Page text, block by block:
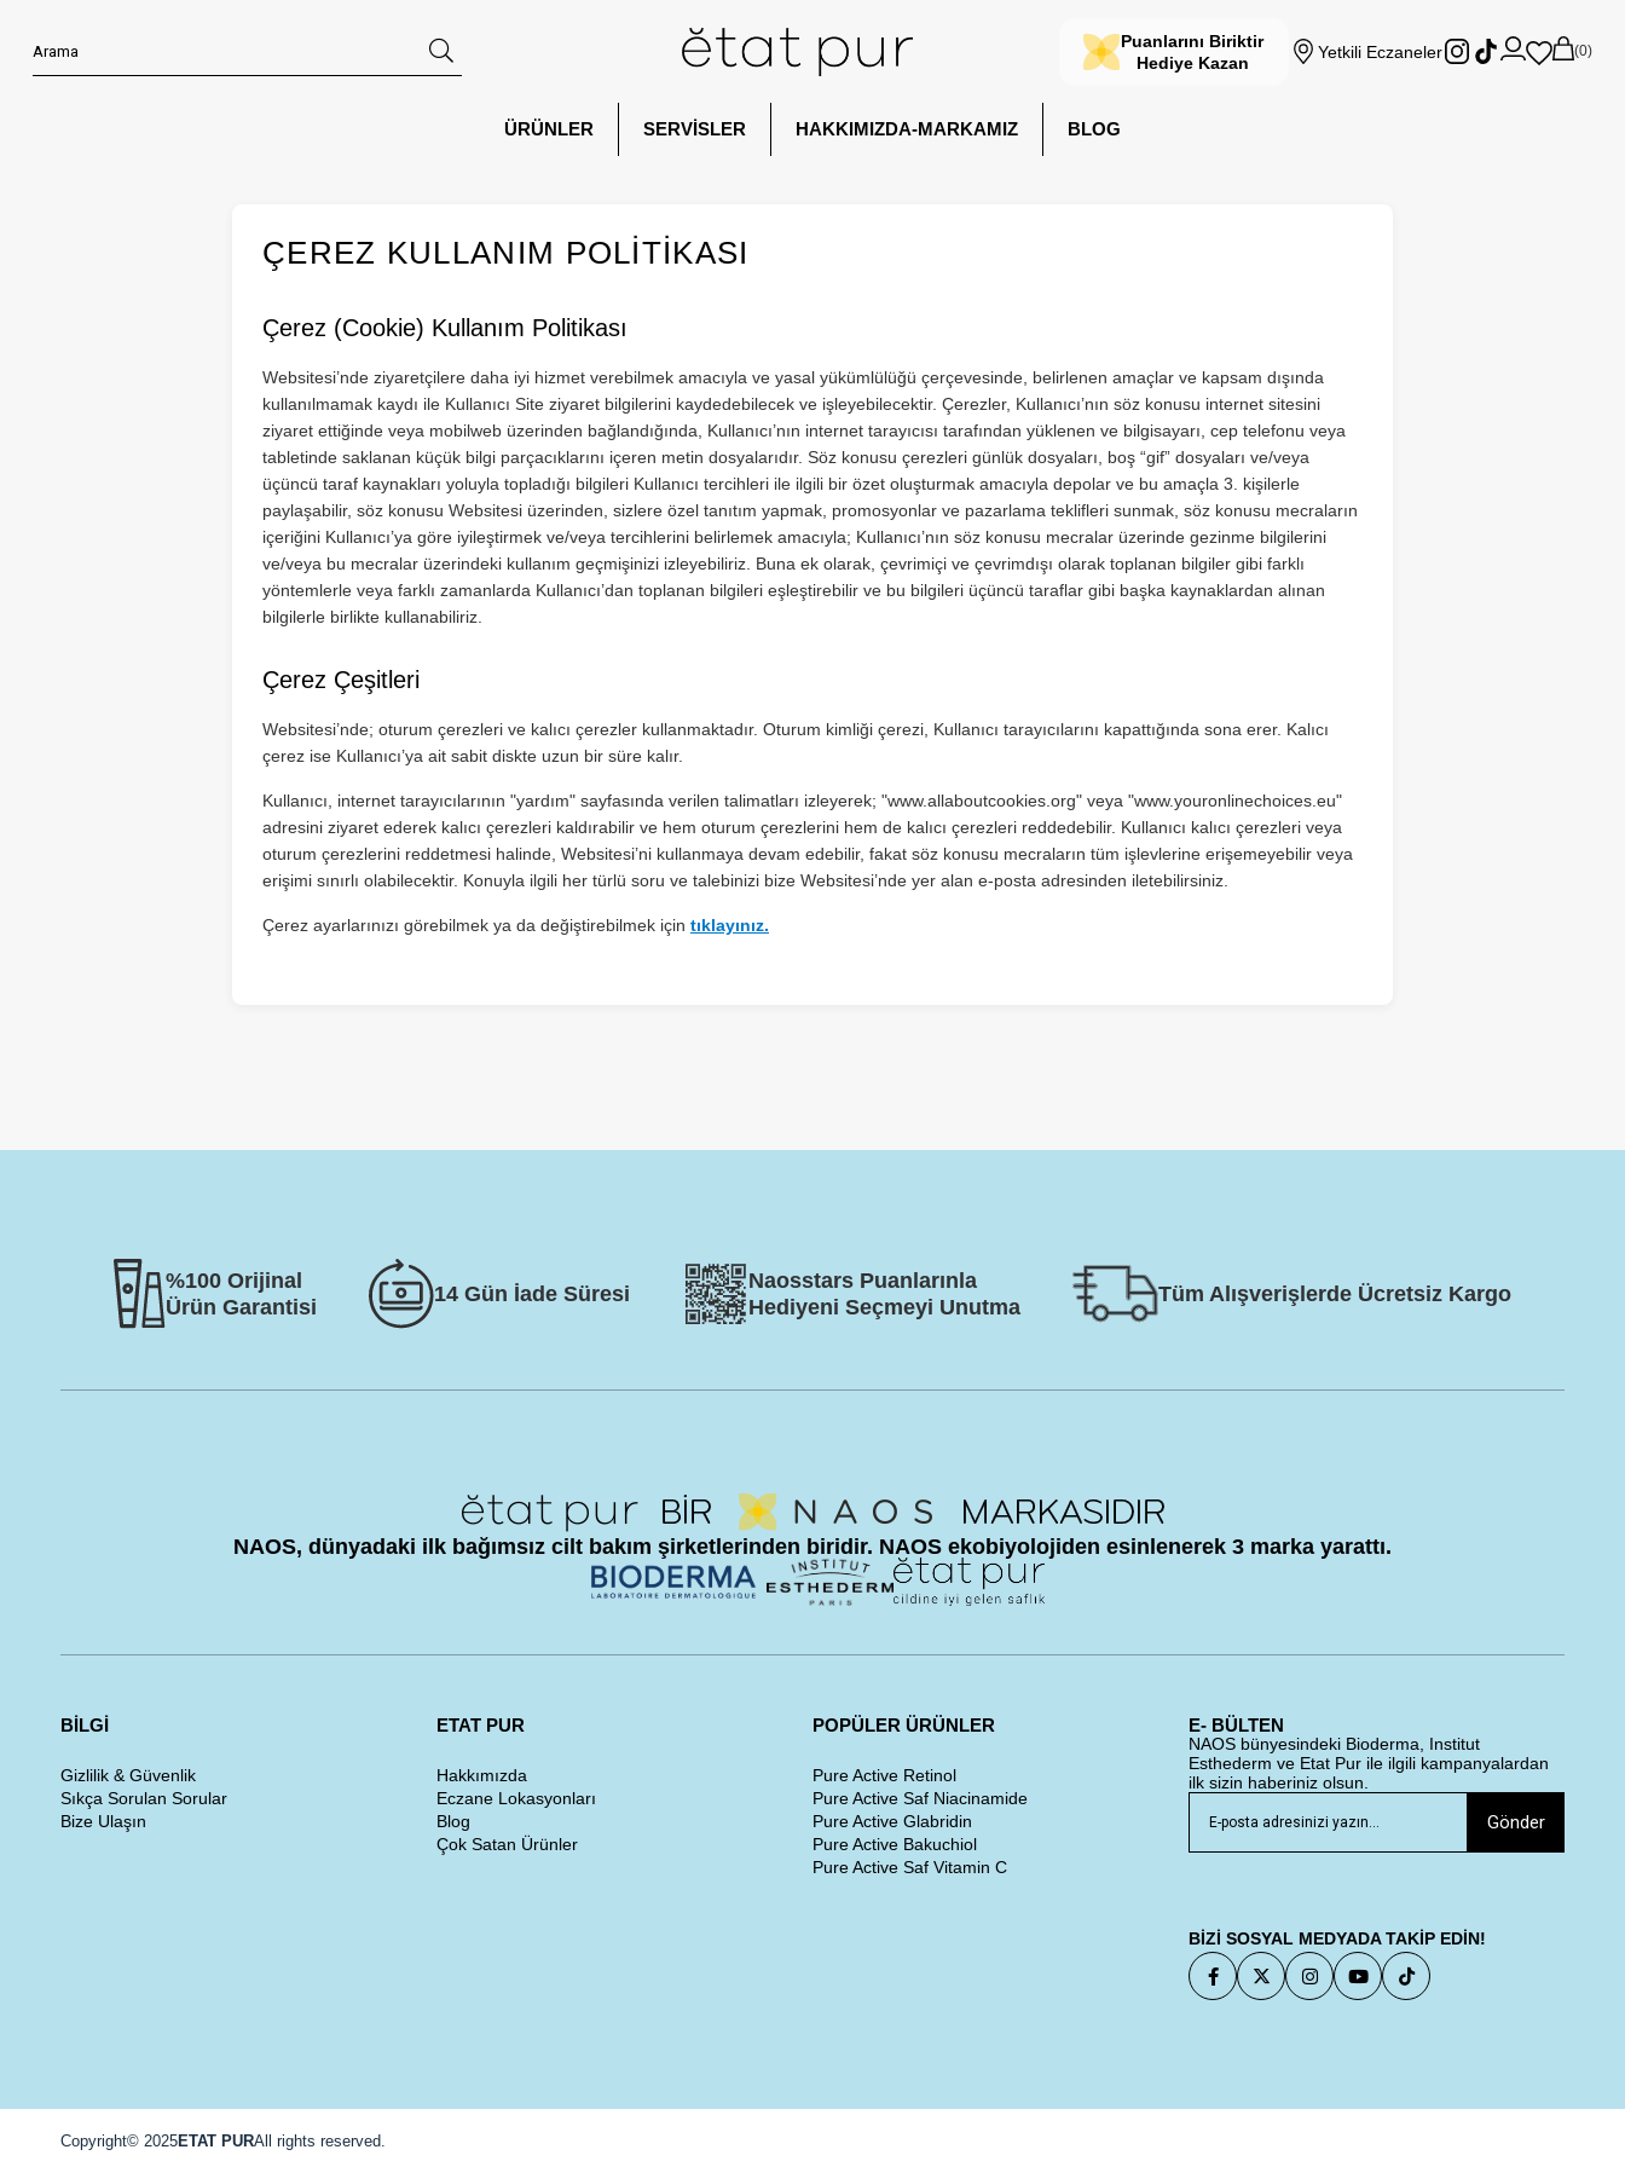
Puanlarını Biriktir
Hediye Kazan
Yetkili Eczaneler 0
ÜRÜNLER SERVİSLER HAKKIMIZDA-MARKAMIZ BLOG
ÇEREZ KULLANIM POLİTİKASI
Çerez (Cookie) Kullanım Politikası
Websitesi’nde ziyaretçilere daha iyi hizmet verebilmek amacıyla ve yasal yükümlülüğü çerçevesinde, belirlenen amaçlar ve kapsam dışında
kullanılmamak kaydı ile Kullanıcı Site ziyaret bilgilerini kaydedebilecek ve işleyebilecektir. Çerezler, Kullanıcı’nın söz konusu internet sitesini
ziyaret ettiğinde veya mobilweb üzerinden bağlandığında, Kullanıcı’nın internet tarayıcısı tarafından yüklenen ve bilgisayarı, cep telefonu veya
tabletinde saklanan küçük bilgi parçacıklarını içeren metin dosyalarıdır. Söz konusu çerezleri günlük dosyaları, boş “gif” dosyaları ve/veya
üçüncü taraf kaynakları yoluyla topladığı bilgileri Kullanıcı tercihleri ile ilgili bir özet oluşturmak amacıyla depolar ve bu amaçla 3. kişilerle
paylaşabilir, söz konusu Websitesi üzerinden, sizlere özel tanıtım yapmak, promosyonlar ve pazarlama teklifleri sunmak, söz konusu mecraların
içeriğini Kullanıcı’ya göre iyileştirmek ve/veya tercihlerini belirlemek amacıyla; Kullanıcı’nın söz konusu mecralar üzerinde gezinme bilgilerini
ve/veya bu mecralar üzerindeki kullanım geçmişinizi izleyebiliriz. Buna ek olarak, çevrimiçi ve çevrimdışı olarak toplanan bilgiler gibi farklı
yöntemlerle veya farklı zamanlarda Kullanıcı’dan toplanan bilgileri eşleştirebilir ve bu bilgileri üçüncü taraflar gibi başka kaynaklardan alınan
bilgilerle birlikte kullanabiliriz.
Çerez Çeşitleri
Websitesi’nde; oturum çerezleri ve kalıcı çerezler kullanmaktadır. Oturum kimliği çerezi, Kullanıcı tarayıcılarını kapattığında sona erer. Kalıcı
çerez ise Kullanıcı’ya ait sabit diskte uzun bir süre kalır.
Kullanıcı, internet tarayıcılarının "yardım" sayfasında verilen talimatları izleyerek; "www.allaboutcookies.org" veya "www.youronlinechoices.eu"
adresini ziyaret ederek kalıcı çerezleri kaldırabilir ve hem oturum çerezlerini hem de kalıcı çerezleri reddedebilir. Kullanıcı kalıcı çerezleri veya
oturum çerezlerini reddetmesi halinde, Websitesi’ni kullanmaya devam edebilir, fakat söz konusu mecraların tüm işlevlerine erişemeyebilir veya
erişimi sınırlı olabilecektir. Konuyla ilgili her türlü soru ve talebinizi bize Websitesi’nde yer alan e-posta adresinden iletebilirsiniz.
Çerez ayarlarınızı görebilmek ya da değiştirebilmek için tıklayınız.
%100 Orijinal
Ürün Garantisi
14 Gün İade Süresi
Naosstars Puanlarınla
Hediyeni Seçmeyi Unutma
Tüm Alışverişlerde Ücretsiz Kargo
NAOS, dünyadaki ilk bağımsız cilt bakım şirketlerinden biridir. NAOS ekobiyolojiden esinlenerek 3 marka yarattı.
BİLGİ
Gizlilik & Güvenlik
Sıkça Sorulan Sorular
Bize Ulaşın
ETAT PUR
Hakkımızda
Eczane Lokasyonları
Blog
Çok Satan Ürünler
POPÜLER ÜRÜNLER
Pure Active Retinol
Pure Active Saf Niacinamide
Pure Active Glabridin
Pure Active Bakuchiol
Pure Active Saf Vitamin C
E- BÜLTEN
NAOS bünyesindeki Bioderma, Institut
Esthederm ve Etat Pur ile ilgili kampanyalardan
ilk sizin haberiniz olsun.
Gönder
BİZİ SOSYAL MEDYADA TAKİP EDİN!
Copyright© 2025ETAT PURAll rights reserved.